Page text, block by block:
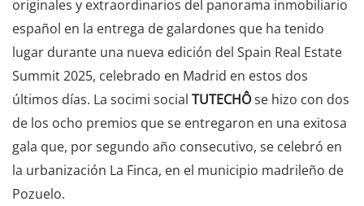
originales y extraordinarios del panorama inmobiliario
español en la entrega de galardones que ha tenido
lugar durante una nueva edición del Spain Real Estate
Summit 2025, celebrado en Madrid en estos dos
últimos días. La socimi social TUTECHÔse hizo con dos
de los ocho premios que se entregaron en una exitosa
gala que, por segundo año consecutivo, se celebró en
la urbanización La Finca, en el municipio madrileño de
Pozuelo.